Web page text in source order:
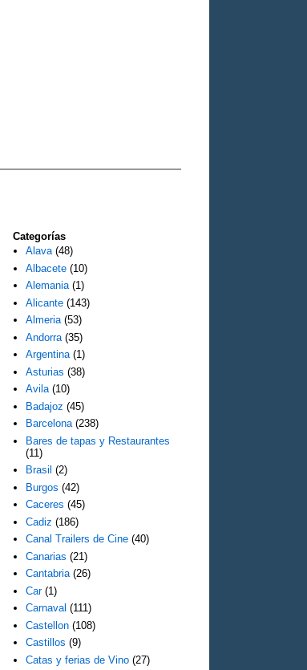
Categorías
Alava (48)
Albacete (10)
Alemania (1)
Alicante (143)
Almeria (53)
Andorra (35)
Argentina (1)
Asturias (38)
Avila (10)
Badajoz (45)
Barcelona (238)
Bares de tapas y Restaurantes
(11)
Brasil (2)
Burgos (42)
Caceres (45)
Cadiz (186)
Canal Trailers de Cine (40)
Canarias (21)
Cantabria (26)
Car (1)
Carnaval (111)
Castellon (108)
Castillos (9)
Catas y ferias de Vino (27)